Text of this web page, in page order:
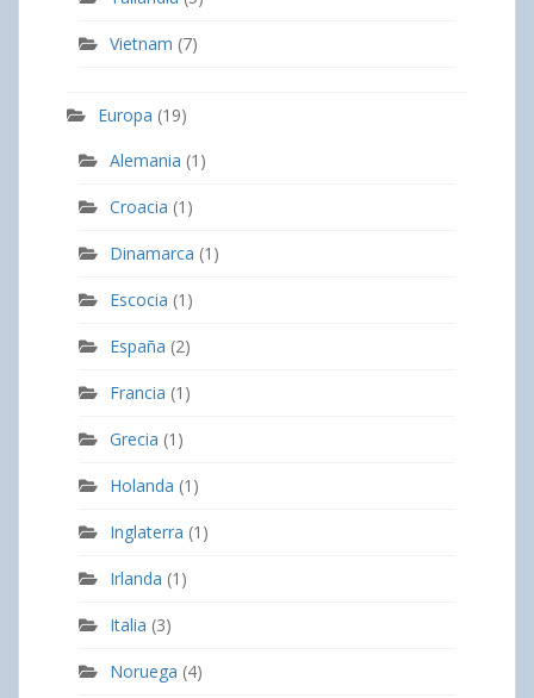
Vietnam (7)
Europa (19)
Alemania (1)
Croacia (1)
Dinamarca (1)
Escocia (1)
España (2)
Francia (1)
Grecia (1)
Holanda (1)
Inglaterra (1)
Irlanda (1)
Italia (3)
Noruega (4)